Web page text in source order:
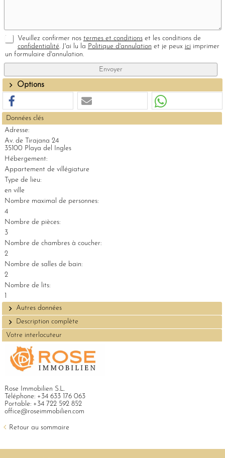
Veuillez confirmer nos termes et conditionset les conditions de
confidentialité. J'ai lu la Politique d'annulation et je peux ici imprimer
un formulaire d'annulation.
Options
Données clés
Adresse:
Av. de Tirajana 24
35100 Playa del Ingles
Hébergement:
Appartement de villégiature
Type de lieu:
en ville
Nombre maximal de personnes:
4
Nombre de pièces:
3
Nombre de chambres à coucher:
2
Nombre de salles de bain:
2
Nombre de lits:
1
Autres données
Description complète
Votre interlocuteur
Rose Immobilien S.L.
Téléphone: +34 633 176 063
Portable: +34 722 592 852
office@roseimmobilien.com
Retour au sommaire